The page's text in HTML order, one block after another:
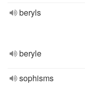
beryls
beryle
sophisms